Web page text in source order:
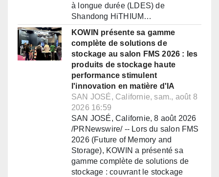
à longue durée (LDES) de
Shandong HiTHIUM…
KOWIN présente sa gamme
complète de solutions de
stockage au salon FMS 2026 : les
produits de stockage haute
performance stimulent
l'innovation en matière d'IA
SAN JOSÉ, Californie, sam., août 8
2026 16:59
SAN JOSÉ, Californie, 8 août 2026
/PRNewswire/ -- Lors du salon FMS
2026 (Future of Memory and
Storage), KOWIN a présenté sa
gamme complète de solutions de
stockage : couvrant le stockage